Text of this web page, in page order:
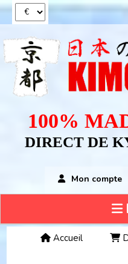
100%
DIRECT DE
Mon compte
Accueil
Panneau de gestion des cookies